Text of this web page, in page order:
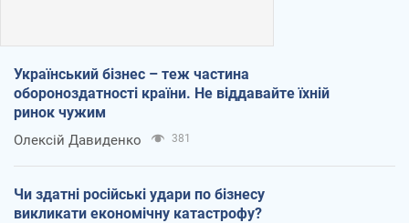
Український бізнес – теж частина
обороноздатності країни. Не віддавайте їхній
ринок чужим
Олексій Давиденко 381
Чи здатні російські удари по бізнесу
викликати економічну катастрофу?